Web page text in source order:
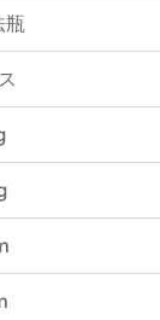
お勧めします。
電子レンジをかけ
用して、臭いや残
が大好きです！竹
瓶